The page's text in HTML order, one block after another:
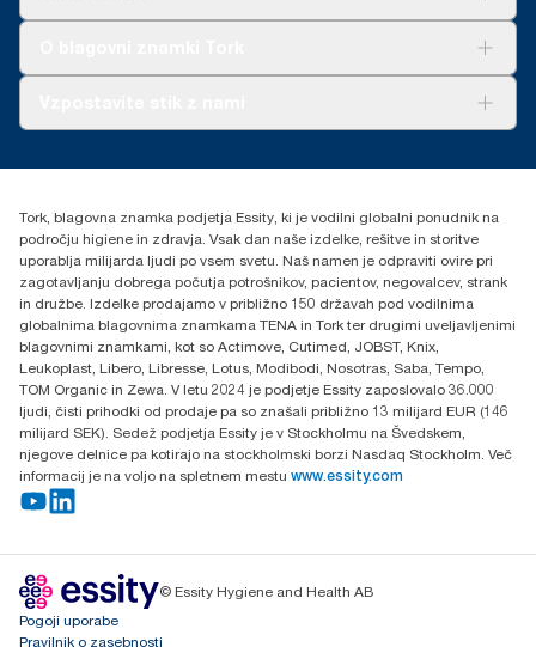
Essity Hungary Kft. Professional Hygiene
Budakeszi út 51.
Tork, blagovna znamka podjetja Essity, ki je vodilni globalni ponudnik na
področju higiene in zdravja. Vsak dan naše izdelke, rešitve in storitve
uporablja milijarda ljudi po vsem svetu. Naš namen je odpraviti ovire pri
zagotavljanju dobrega počutja potrošnikov, pacientov, negovalcev, strank
in družbe. Izdelke prodajamo v približno 150 državah pod vodilnima
globalnima blagovnima znamkama TENA in Tork ter drugimi uveljavljenimi
blagovnimi znamkami, kot so Actimove, Cutimed, JOBST, Knix,
Leukoplast, Libero, Libresse, Lotus, Modibodi, Nosotras, Saba, Tempo,
TOM Organic in Zewa. V letu 2024 je podjetje Essity zaposlovalo 36.000
ljudi, čisti prihodki od prodaje pa so znašali približno 13 milijard EUR (146
milijard SEK). Sedež podjetja Essity je v Stockholmu na Švedskem,
njegove delnice pa kotirajo na stockholmski borzi Nasdaq Stockholm. Več
informacij je na voljo na spletnem mestu www.essity.com
© Essity Hygiene and Health AB
Pogoji uporabe
Pravilnik o zasebnosti